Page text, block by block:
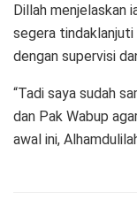
Dillah menjelaskan
segera tindaklanjuti
dengan supervisi
“Tadi saya sudah
dan Pak Wabup
awal ini,